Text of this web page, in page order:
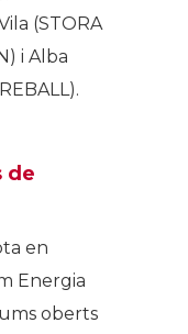
(STORA
i Alba
de
en
Energia
oberts